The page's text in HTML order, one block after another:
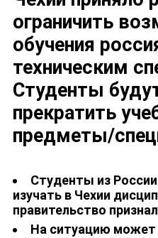
ограничить
обучения
техническим
Студенты
прекратить
предметы/
Студенты из
изучать в Чехии
правительство
На ситуацию может